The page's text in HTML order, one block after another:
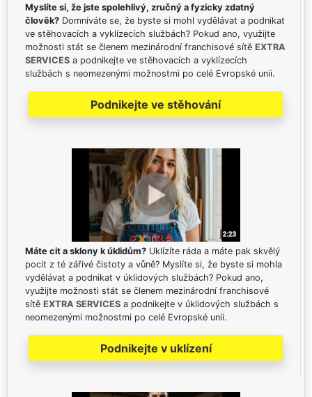
Myslíte si, že jste spolehlivý, zručný a fyzicky zdatný
člověk? Domníváte se, že byste si mohl vydělávat a podnikat
ve stěhovacích a vyklízecích službách? Pokud ano, využijte
možnosti stát se členem mezinárodní franchisové sítě EXTRA
SERVICES a podnikejte ve stěhovacích a vyklízecích
službách s neomezenými možnostmi po celé Evropské unii.
Podnikejte ve stěhování
Máte cit a sklony k úklidům? Uklízíte ráda a máte pak skvělý
pocit z té zářivé čistoty a vůně? Myslíte si, že byste si mohla
vydělávat a podnikat v úklidových službách? Pokud ano,
využijte možnosti stát se členem mezinárodní franchisové
sítě EXTRA SERVICES a podnikejte v úklidových službách s
neomezenými možnostmi po celé Evropské unii.
Podnikejte v uklízení